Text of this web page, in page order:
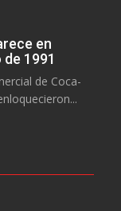
en
1991
de Coca-